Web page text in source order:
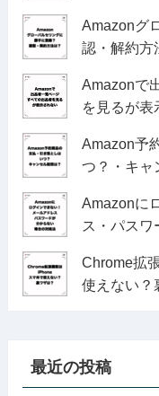
Amazonグ
認・解約方
Amazonで
を見るが表
Amazon予
つ？・キャ
Amazonに
ス・パス
Chrome拡
使えない？
最近の投稿